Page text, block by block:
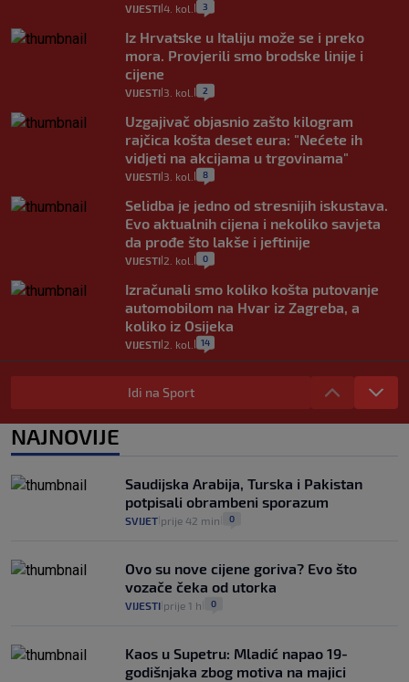
VIJESTI 4. kol. 3
Iz Hrvatske u Italiju može se i preko
mora. Provjerili smo brodske linije i
cijene
VIJESTI 3. kol. 2
Uzgajivač objasnio zašto kilogram
rajčica košta deset eura: "Nećete ih
vidjeti na akcijama u trgovinama"
VIJESTI 3. kol. 8
Selidba je jedno od stresnijih iskustava.
Evo aktualnih cijena i nekoliko savjeta
da prođe što lakše i jeftinije
VIJESTI 2. kol. 0
Izračunali smo koliko košta putovanje
automobilom na Hvar iz Zagreba, a
koliko iz Osijeka
VIJESTI 2. kol. 14
"Kći je otišla na more, a zaboravila
zdravstvenu iskaznicu". Kakva su prava
pacijenata izvan mjesta prebivališta?
1
junaci naših priča budu oni koji pomažu,
a ne oni koji su pobijedili nekoga"
VIJESTI 2
Idi na Sport
NAJNOVIJE
Saudijska Arabija, Turska i Pakistan
potpisali obrambeni sporazum
SVIJET prije 42 min 0
Ovo su nove cijene goriva? Evo što
vozače čeka od utorka
VIJESTI prije 1 h 0
Kaos u Supetru: Mladić napao 19-
godišnjaka zbog motiva na majici